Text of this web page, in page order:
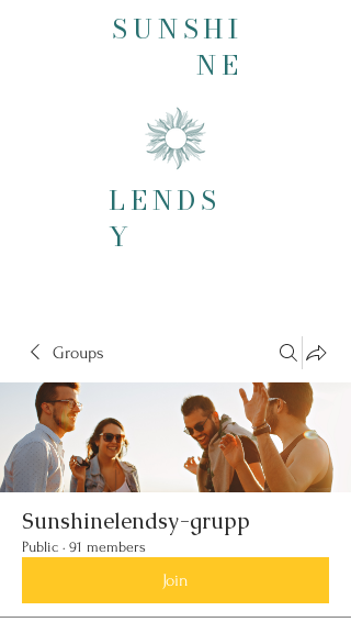
SUNSHI
NE
LENDS
Y
Groups
Sunshinelendsy-grupp
Public · 91 members
Join